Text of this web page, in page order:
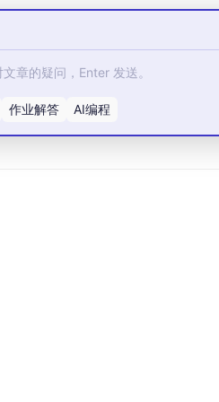
企业级和智慧生活商城系统管
可以通过AI
GC**技术包括
可以滴我获取详细的视频介绍
作业解答 AI编程